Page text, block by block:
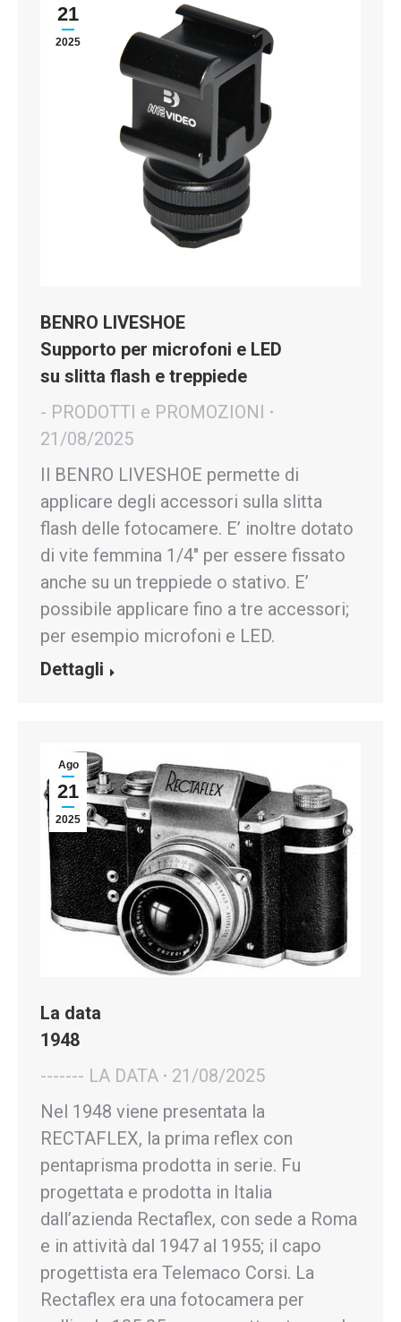
21
2025
BENRO LIVESHOE
Supporto per microfoni e LED
su slitta flash e treppiede
- PRODOTTI e PROMOZIONI
21/08/2025
Il BENRO LIVESHOE permette di
applicare degli accessori sulla slitta
flash delle fotocamere. E’ inoltre dotato
di vite femmina 1/4″ per essere fissato
anche su un treppiede o stativo. E’
possibile applicare fino a tre accessori;
per esempio microfoni e LED.
Dettagli
Ago
21
2025
La data
1948
------- LA DATA
21/08/2025
Nel 1948 viene presentata la
RECTAFLEX, la prima reflex con
pentaprisma prodotta in serie. Fu
progettata e prodotta in Italia
dall’azienda Rectaflex, con sede a Roma
e in attività dal 1947 al 1955; il capo
progettista era Telemaco Corsi. La
Rectaflex era una fotocamera per